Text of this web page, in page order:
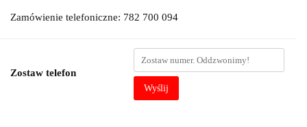
Zamówienie telefoniczne: 782 700 094
Zostaw telefon
Wyślij